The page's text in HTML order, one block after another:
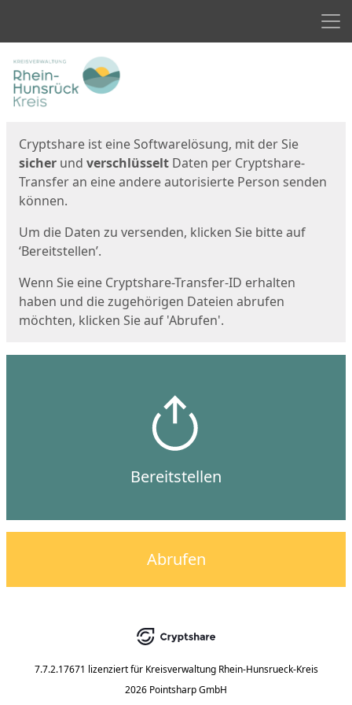
Start
Cryptshare ist eine Softwarelösung, mit der Sie
sicher und verschlüsselt Daten per Cryptshare-
Transfer an eine andere autorisierte Person senden
können.
Um die Daten zu versenden, klicken Sie bitte auf
‘Bereitstellen’.
Wenn Sie eine Cryptshare-Transfer-ID erhalten
haben und die zugehörigen Dateien abrufen
möchten, klicken Sie auf 'Abrufen'.
Bereitstellen
Abrufen
7.7.2.17671 lizenziert für Kreisverwaltung Rhein-Hunsrueck-Kreis
2026 Pointsharp GmbH